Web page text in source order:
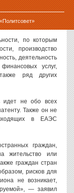
региональный
по которым
производство
деятельность
услуг,
ряд других
идет не обо всех
Также он не
в ЕАЭС
граждан,
жительство или
граждан стран
рисков для
не возникает,
— заявил